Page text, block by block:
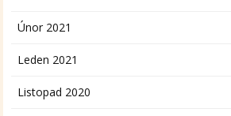
Únor 2021
Leden 2021
Listopad 2020